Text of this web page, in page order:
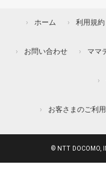
ホーム 利用規約
お問い合わせ ママ
お客さまのご利
© NTT DOCOMO,